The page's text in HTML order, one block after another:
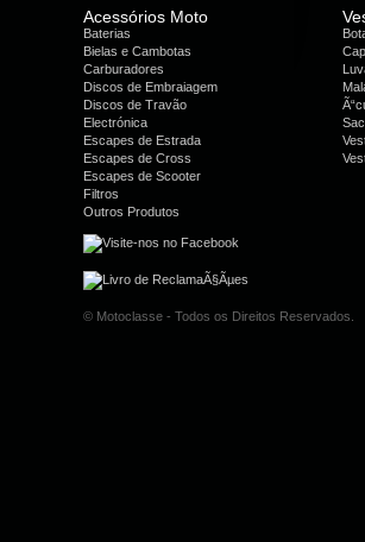
Acessórios Moto
Baterias
Bielas e Cambotas
Carburadores
Discos de Embraiagem
Discos de Travão
Electrónica
Escapes de Estrada
Escapes de Cross
Escapes de Scooter
Filtros
Outros Produtos
© Motoclasse - Todos os Direitos Reservados.